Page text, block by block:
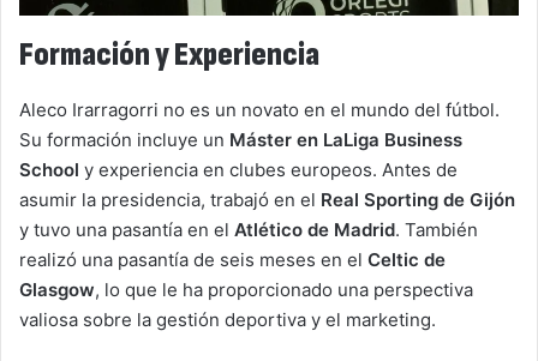
Formación y Experiencia
Aleco Irarragorri no es un novato en el mundo del fútbol.
Su formación incluye un Máster en LaLiga Business
School y experiencia en clubes europeos. Antes de
asumir la presidencia, trabajó en el Real Sporting de Gijón
y tuvo una pasantía en el Atlético de Madrid. También
realizó una pasantía de seis meses en el Celtic de
Glasgow, lo que le ha proporcionado una perspectiva
valiosa sobre la gestión deportiva y el marketing.